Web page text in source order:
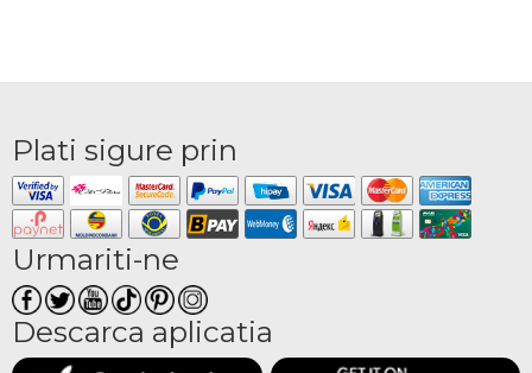
Plati sigure prin
Urmariti-ne
Descarca aplicatia